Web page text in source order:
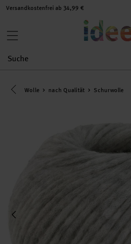
Versandkostenfrei ab 34,99 €
Eine Kategorie zurück navigieren
Wolle nach Qualität Schurwolle